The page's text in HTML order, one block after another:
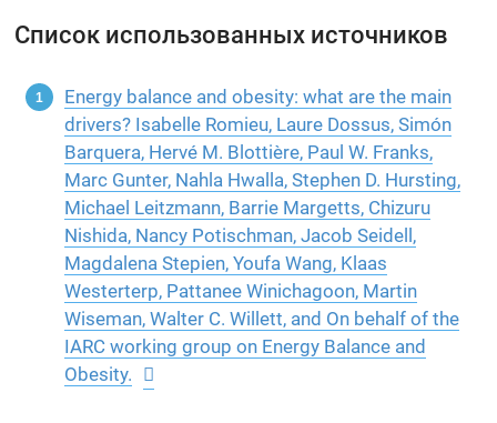
Список использованных источников
Energy balance and obesity: what are the main
drivers? Isabelle Romieu, Laure Dossus, Simón
Barquera, Hervé M. Blottière, Paul W. Franks,
Marc Gunter, Nahla Hwalla, Stephen D. Hursting,
Michael Leitzmann, Barrie Margetts, Chizuru
Nishida, Nancy Potischman, Jacob Seidell,
Magdalena Stepien, Youfa Wang, Klaas
Westerterp, Pattanee Winichagoon, Martin
Wiseman, Walter C. Willett, and On behalf of the
IARC working group on Energy Balance and
Obesity.